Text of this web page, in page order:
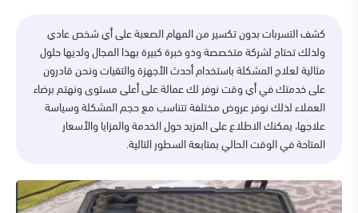
المدونة
اتصل
كشف التسربات بدون تكسير من المهام الصعبة على أي شخص عادي
ولذلك تحتاج لشركة متخصصة وذو خبرة كبيرة بهذا المجال ولديها حلول
مثالية لعلاج المشكلة باستخدام أحدث الأجهزة والتقيات ونحن قادرون
على خدمتك في أي وقت نوفر لك عمالة على أعلى مستوى ونهتم برضاء
العملاء لذلك نوفر عروض مختلفة تتناسب مع حجم المشكلة وسياسة
علاجها، يمكنك الاطلاع على المزيد حول الخدمة والمزايا والأسعار
المتاحة في الوقت الحالي بمتابعة السطور التالية.